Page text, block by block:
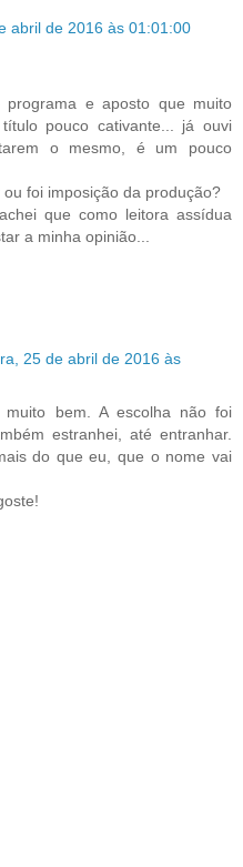
abril de 2016 às 01:01:00
programa e aposto que muito
pouco cativante... já ouvi
o mesmo, é um pouco
foi imposição da produção?
que como leitora assídua
a minha opinião...
25 de abril de 2016 às
bem. A escolha não foi
estranhei, até entranhar.
do que eu, que o nome vai